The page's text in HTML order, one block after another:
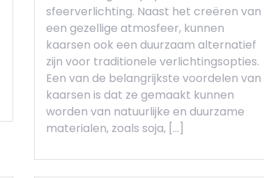
sfeerverlichting. Naast het creëren van
een gezellige atmosfeer, kunnen
kaarsen ook een duurzaam alternatief
zijn voor traditionele verlichtingsopties.
Een van de belangrijkste voordelen van
kaarsen is dat ze gemaakt kunnen
worden van natuurlijke en duurzame
materialen, zoals soja, […]